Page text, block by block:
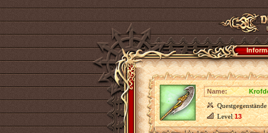
Name:
Questgegenstände
Level13